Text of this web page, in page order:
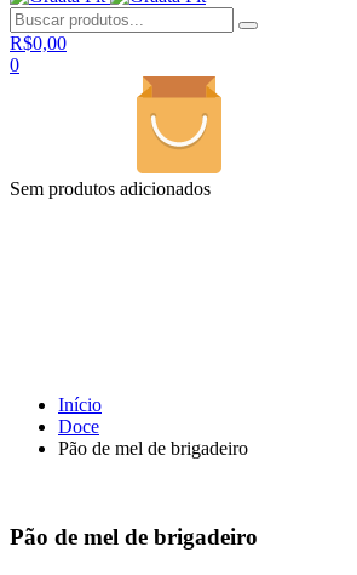
R$0,00
0
Sem produtos adicionados
Início
Doce
Pão de mel de brigadeiro
Pão de mel de brigadeiro